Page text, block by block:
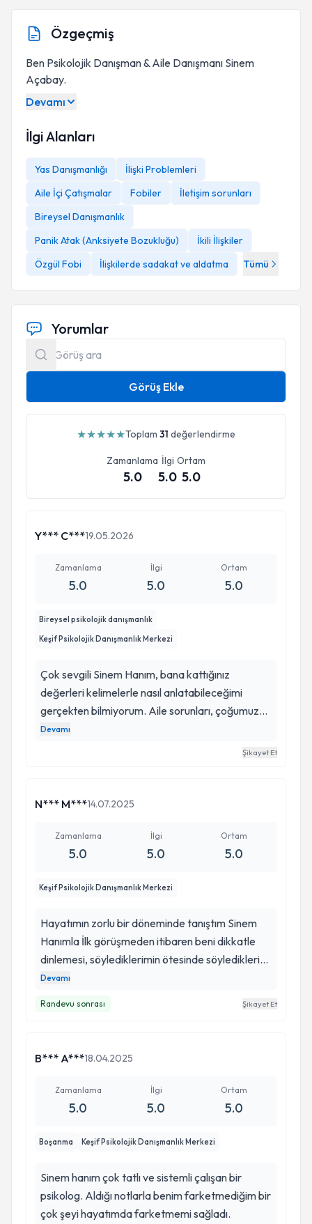
Özgeçmiş
Ben Psikolojik Danışman & Aile Danışmanı Sinem
Açabay.
Devamı
İlgi Alanları
Yas Danışmanlığı
İlişki Problemleri
Aile İçi Çatışmalar
Fobiler
İletişim sorunları
Bireysel Danışmanlık
Panik Atak (Anksiyete Bozukluğu)
İkili İlişkiler
Özgül Fobi
İlişkilerde sadakat ve aldatma Tümü
Yorumlar
Görüş Ekle
★★★★★Toplam 31 değerlendirme
Zamanlama
5.0
İlgi
5.0
Ortam
5.0
Y*** C***19.05.2026
Zamanlama
5.0
İlgi
5.0
Ortam
5.0
Bireysel psikolojik danışmanlık
Keşif Psikolojik Danışmanlık Merkezi
Çok sevgili Sinem Hanım, bana kattığınız
değerleri kelimelerle nasıl anlatabileceğimi
gerçekten bilmiyorum. Aile sorunları, çoğumuzun
çözemeden içinde büyüdüğü ve gelecekteki
hissediyordum. Terapi sürecimiz boyunca bana
duygularımı anlamayı ve düzenlemeyi de
öğrettiniz. Kendime karşı daha şefkatli
yeniden nefes alabilmeyi sizin sayenizde
olduğunuz ve bu süreçte yanımda olduğunuz için
size hayatım boyunca minnet duyacağım. 🤍
Devamı
Şikayet Et
N*** M***14.07.2025
Zamanlama
5.0
İlgi
5.0
Ortam
5.0
Keşif Psikolojik Danışmanlık Merkezi
Hayatımın zorlu bir döneminde tanıştım Sinem
Hanımla İlk görüşmeden itibaren beni dikkatle
dinlemesi, söylediklerimin ötesinde söylediklerimi
nasıl söylediğimi fark etmesi, bana güven verdi.
hasarla atlatabildim. Duygularımı yönetmeyi,
kendimi tanımayı ve hayatla daha sağlıklı bir ilişki
ilişkimde, farkındalık kazanmamda ve iletişim
Psikolojik destek sürecinin bir lüks değil, bir
ihtiyaç olduğunu bana gösterdi. Onun yaklaşımı
sayesinde bugün kendimi daha güçlü, daha
Devamı
Randevu sonrası Şikayet Et
B*** A***18.04.2025
Zamanlama
5.0
İlgi
5.0
Ortam
5.0
Boşanma Keşif Psikolojik Danışmanlık Merkezi
Sinem hanım çok tatlı ve sistemli çalışan bir
psikolog. Aldığı notlarla benim farketmediğim bir
çok şeyi hayatımda farketmemi sağladı.